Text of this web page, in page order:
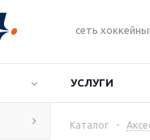
сеть
УСЛУГИ
Каталог -